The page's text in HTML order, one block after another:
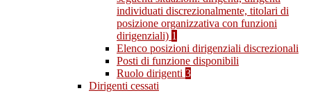
individuati discrezionalmente, titolari di
posizione organizzativa con funzioni
dirigenziali) 1
Elenco posizioni dirigenziali discrezionali
Posti di funzione disponibili
Ruolo dirigenti 3
Dirigenti cessati